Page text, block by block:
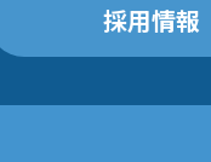
採用情報